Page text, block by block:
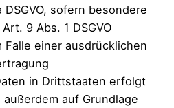
sofern besondere
9 Abs. 1 DSGVO
einer ausdrücklichen
in Drittstaaten erfolgt
auf Grundlage